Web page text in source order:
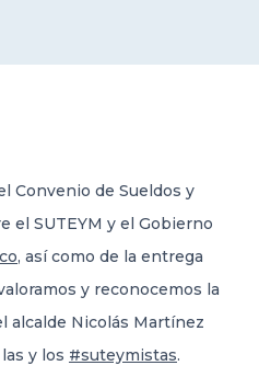
Convenio de Sueldos y
el SUTEYM y el Gobierno
, así como de la entrega
y reconocemos la
alcalde Nicolás Martínez
y los #suteymistas.